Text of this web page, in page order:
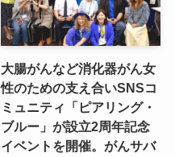
大腸がんなど消化器がん女
性のための支え合いSNSコ
ミュニティ「ピアリング・
ブルー」が設立2周年記念
イベントを開催。がんサバ